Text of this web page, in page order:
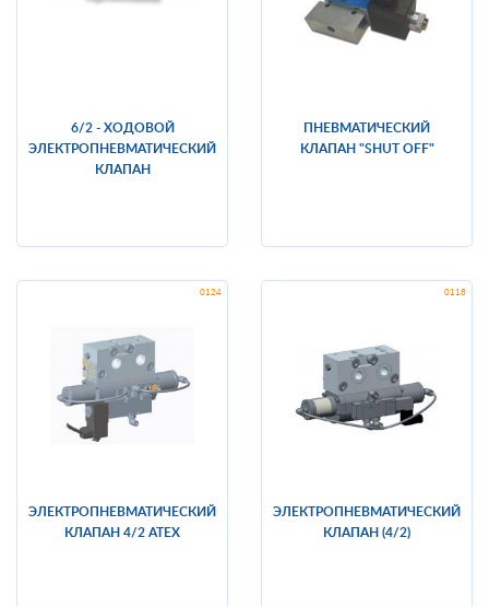
6/2 - ХОДОВОЙ
ЭЛЕКТРОПНЕВМАТИЧЕСКИЙ
КЛАПАН
ПНЕВМАТИЧЕСКИЙ
КЛАПАН "SHUT OFF"
ЭЛЕКТРОПНЕВМАТИЧЕСКИЙ
КЛАПАН 4/2 ATEX
ЭЛЕКТРОПНЕВМАТИЧЕСКИЙ
КЛАПАН (4/2)